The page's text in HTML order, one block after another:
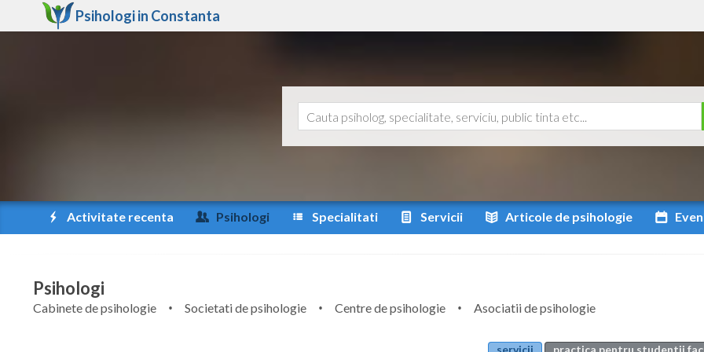
Psihologi in Constanta
Activitate recenta Psihologi Specialitati Servicii Articole de psihologie
Psihologi
Cabinete de psihologie Societati de psihologie Centre de psihologie
Asociatii de psihologie
servicii
practica pentru studentii